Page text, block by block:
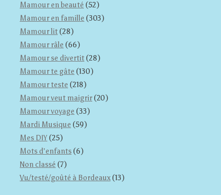
Mamour en beauté (52)
Mamour en famille (303)
Mamour lit (28)
Mamour râle (66)
Mamour se divertit (28)
Mamour te gâte (130)
Mamour teste (218)
Mamour veut maigrir (20)
Mamour voyage (33)
Mardi Musique (59)
Mes DIY (25)
Mots d'enfants (6)
Non classé (7)
Vu/testé/goûté à Bordeaux (13)